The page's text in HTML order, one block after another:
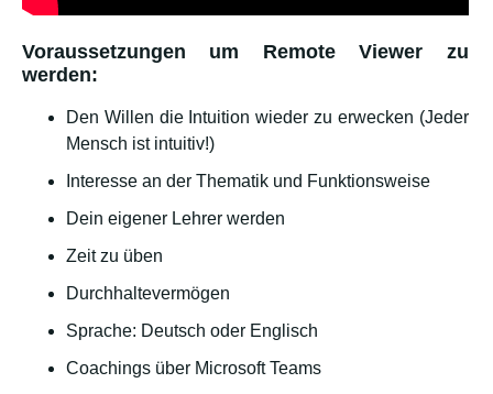
Voraussetzungen um Remote Viewer zu
werden:
Den Willen die Intuition wieder zu erwecken (Jeder
Mensch ist intuitiv!)
Interesse an der Thematik und Funktionsweise
Dein eigener Lehrer werden
Zeit zu üben
Durchhaltevermögen
Sprache: Deutsch oder Englisch
Coachings über Microsoft Teams